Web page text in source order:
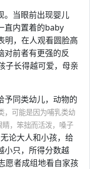
。当眼前出现婴儿
直内置着的baby
明，在人观看圆脸高
对前者有更强的反
子长得越可爱，母亲
予同类幼儿，动物的
，可能是因为哺乳类幼
，笨拙而活泼，嗓子
论大人和小孩，给
小只，所得分数越
愿者成组地看自家孩